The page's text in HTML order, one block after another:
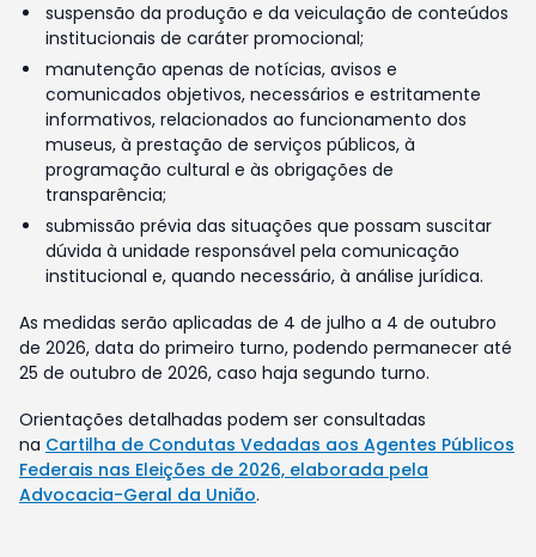
suspensão da produção e da veiculação de conteúdos
institucionais de caráter promocional;
manutenção apenas de notícias, avisos e
comunicados objetivos, necessários e estritamente
informativos, relacionados ao funcionamento dos
museus, à prestação de serviços públicos, à
programação cultural e às obrigações de
transparência;
submissão prévia das situações que possam suscitar
dúvida à unidade responsável pela comunicação
institucional e, quando necessário, à análise jurídica.
As medidas serão aplicadas de 4 de julho a 4 de outubro
de 2026, data do primeiro turno, podendo permanecer até
25 de outubro de 2026, caso haja segundo turno.
Orientações detalhadas podem ser consultadas
na Cartilha de Condutas Vedadas aos Agentes Públicos
Federais nas Eleições de 2026, elaborada pela
Advocacia-Geral da União.